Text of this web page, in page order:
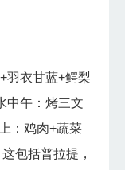
羽衣甘蓝+鳄梨
中午：烤三文
：鸡肉+蔬菜
包括普拉提，